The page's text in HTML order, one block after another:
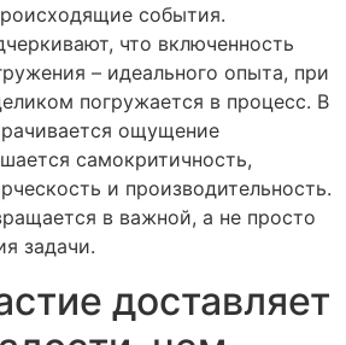
события.
что включенность
– идеального опыта, при
погружается в процесс. В
ощущение
самокритичность,
и производительность.
в важной, а не просто
задачи.
доставляет